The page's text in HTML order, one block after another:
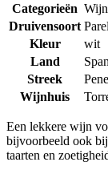
Categorieën Wijn
Druivensoort
Kleur
wit
Land
Streek
Wijnhuis
Een lekkere wijn
bijvoorbeeld ook
taarten en